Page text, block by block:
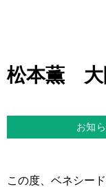
松本薫 大
お知
この度、ベネシー